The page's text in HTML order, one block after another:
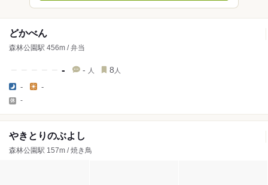
どかべん
森林公園駅 456m / 弁当
- - 人 8 人
- -
-
やきとりのぶよし
森林公園駅 157m / 焼き鳥